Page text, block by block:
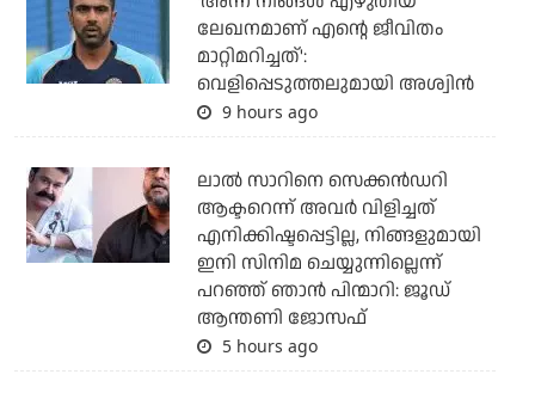
ലേഖനമാണ് എന്റെ ജീവിതം
മാറ്റിമറിച്ചത്':
വെളിപ്പെടുത്തലുമായി അശ്വിന്‍
9 hours ago
ലാല്‍ സാറിനെ സെക്കന്‍ഡറി
ആക്ടറെന്ന് അവര്‍ വിളിച്ചത്
എനിക്കിഷ്ടപ്പെട്ടില്ല, നിങ്ങളുമായി
ഇനി സിനിമ ചെയ്യുന്നില്ലെന്ന്
പറഞ്ഞ് ഞാന്‍ പിന്മാറി: ജൂഡ്
ആന്തണി ജോസഫ്
5 hours ago